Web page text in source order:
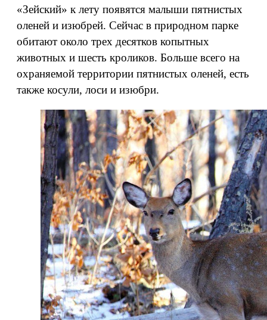
«Зейский» к лету появятся малыши пятнистых
оленей и изюбрей. Сейчас в природном парке
обитают около трех десятков копытных
животных и шесть кроликов. Больше всего на
охраняемой территории пятнистых оленей, есть
также косули, лоси и изюбри.